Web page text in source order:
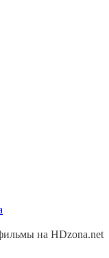
на HDzona.net